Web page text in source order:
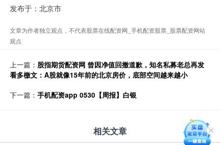
发布于：北京市
文章为作者独立观点，不代表股票在线配资网_手机配资股票_股票配资网站
观点
上一篇： 股指期货配资网 曾因净值回撤道歉，知名私募老总再发
看多檄文：A股就像15年前的北京房价，底部空间越来越小
下一篇： 手机配资app 0530【周报】白银
相关文章